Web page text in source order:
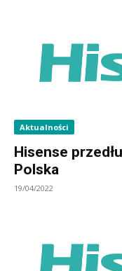
Aktualności
Hisense
Polska
19/04/2022